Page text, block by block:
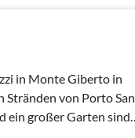
in Monte Giberto in
Stränden von Porto San
ein großer Garten sind